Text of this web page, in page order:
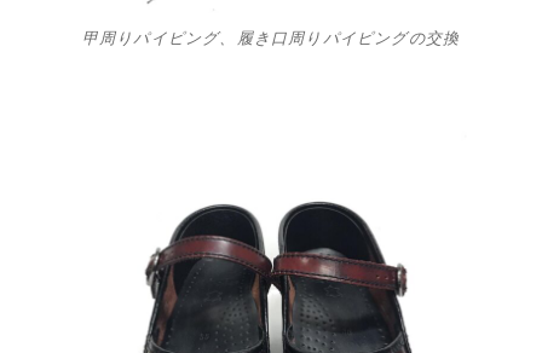
甲周りパイピング、履き口周りパイピングの交換